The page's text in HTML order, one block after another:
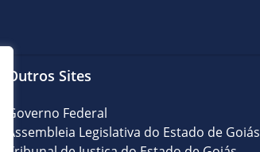
Outros Sites
Governo Federal
Assembleia Legislativa do Estado de Goiás